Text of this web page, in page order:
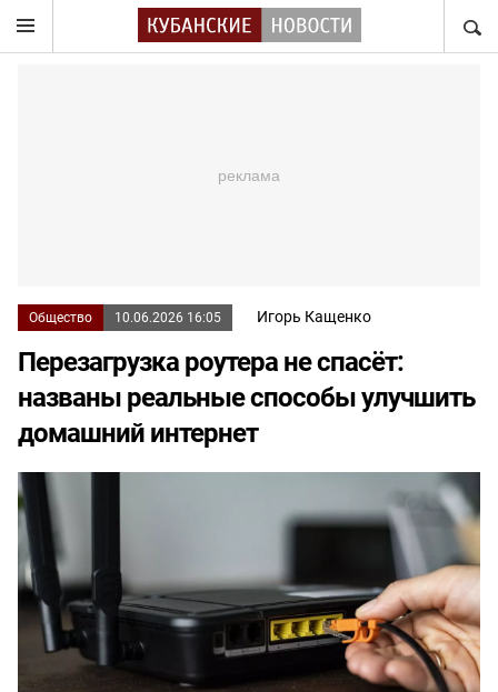
Общество 10.06.2026 16:05 Игорь Кащенко
Перезагрузка роутера не спасёт:
названы реальные способы улучшить
домашний интернет